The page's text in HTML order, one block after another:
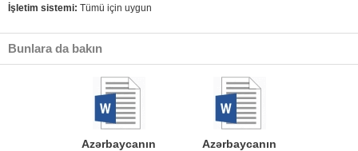
İşletim sistemi: Tümü için uygun
Bunlara da bakın
Azərbaycanın
Azərbaycanın